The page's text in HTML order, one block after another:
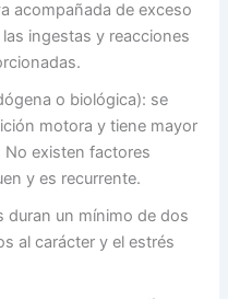
acompañada de exceso
ingestas y reacciones
o biológica): se
motora y tiene mayor
existen factores
y es recurrente.
duran un mínimo de dos
al carácter y el estrés